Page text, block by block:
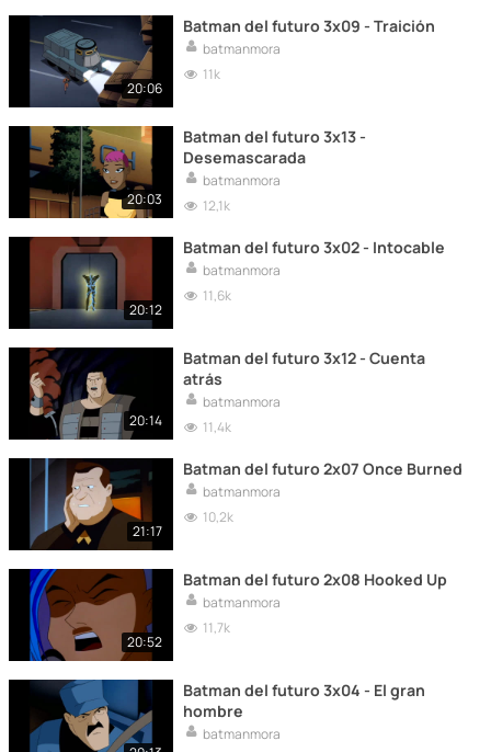
20:06
Batman del futuro 3x09 - Traición
batmanmora
11k
20:03
Batman del futuro 3x13 -
Desemascarada
batmanmora
12,1k
20:12
Batman del futuro 3x02 - Intocable
batmanmora
11,6k
20:14
Batman del futuro 3x12 - Cuenta
atrás
batmanmora
11,4k
21:17
Batman del futuro 2x07 Once Burned
batmanmora
10,2k
20:52
Batman del futuro 2x08 Hooked Up
batmanmora
11,7k
Batman del futuro 3x04 - El gran
hombre
batmanmora